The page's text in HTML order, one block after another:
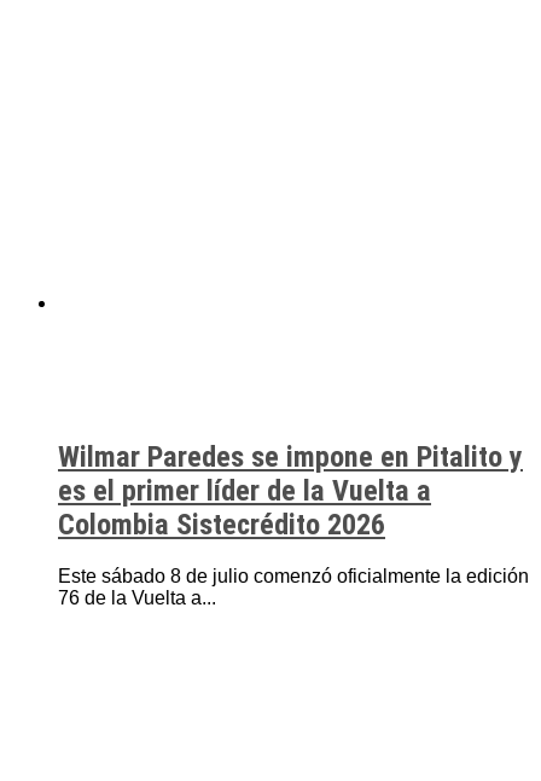
Wilmar Paredes se impone en Pitalito y
es el primer líder de la Vuelta a
Colombia Sistecrédito 2026
Este sábado 8 de julio comenzó oficialmente la edición
76 de la Vuelta a...